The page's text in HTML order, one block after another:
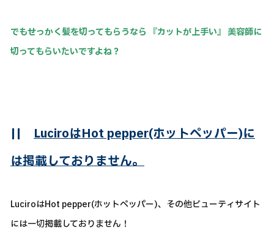
でもせっかく髪を切ってもらうなら 『カットが上手い』 美容師に
切ってもらいたいですよね？
|| LuciroはHot pepper(ホットペッパー)に
は掲載しておりません。
LuciroはHot pepper(ホットペッパー)、その他ビューティサイト
には一切掲載しておりません！